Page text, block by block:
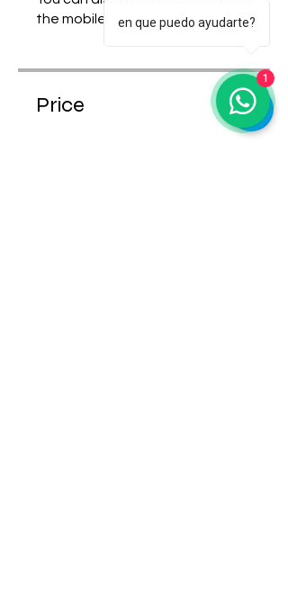
the mobile app. Go to the app
Price
en que puedo ayudarte?
1